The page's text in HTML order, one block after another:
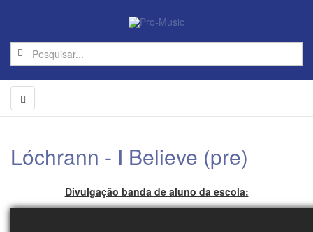
Lóchrann - I Believe (pre)
Divulgação banda de aluno da escola: